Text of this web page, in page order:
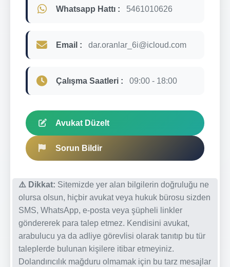
Whatsapp Hattı : 5461010626
Email : dar.oranlar_6i@icloud.com
Çalışma Saatleri : 09:00 - 18:00
Avukat Düzelt
Sorun Bildir
⚠️ Dikkat: Sitemizde yer alan bilgilerin doğruluğu ne
olursa olsun, hiçbir avukat veya hukuk bürosu sizden
SMS, WhatsApp, e-posta veya şüpheli linkler
göndererek para talep etmez. Kendisini avukat,
arabulucu ya da adliye görevlisi olarak tanıtıp bu tür
taleplerde bulunan kişilere itibar etmeyiniz.
Dolandırıcılık mağduru olmamak için bu tarz mesajlar